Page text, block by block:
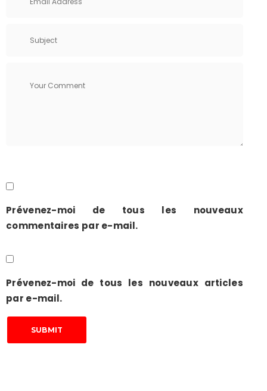
Prévenez-moi de tous les nouveaux
commentaires par e-mail.
Prévenez-moi de tous les nouveaux articles
par e-mail.
SUBMIT